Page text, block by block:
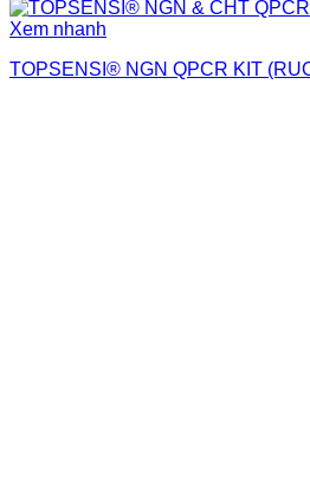
Xem nhanh
TOPSENSI® NGN QPCR KIT